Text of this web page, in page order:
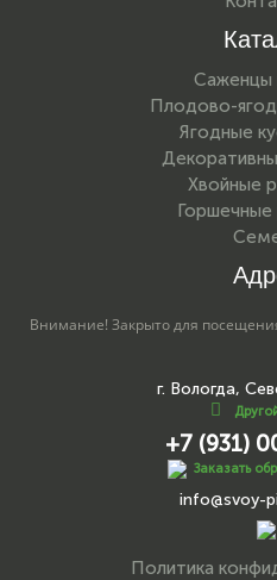
Саженцы
Плодово-
Ягодные
Хвойные
Горшечные
Внимание! Закрыто для
г. Вологда,
+7 (931)
Заказать
info@svoy-
Политика